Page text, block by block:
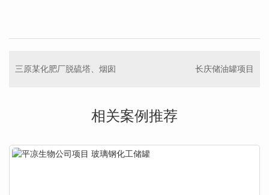
三原某化肥厂脱硫塔、烟囱 长庆储油罐项目
相关案例推荐